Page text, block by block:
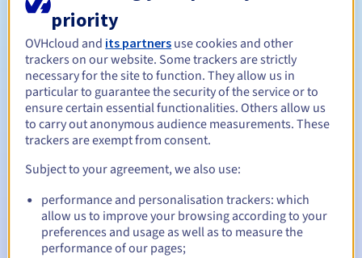
Verlengingsperiode
Inlosperiode
Automatische meldingen:
Waarschuwings-e-mails:60, 30, 15, 7 en 3 dagen vóór de
vervaldatum
E-mail op de vervaldatumom de schorsing van de
domeinnaam te melden
priority
OVHcloud and its partners use cookies and other
trackers on our website. Some trackers are strictly
necessary for the site to function. They allow us in
particular to guarantee the security of the service or to
ensure certain essential functionalities. Others allow us
to carry out anonymous audience measurements. These
trackers are exempt from consent.
Subject to your agreement, we also use:
performance and personalisation trackers: which
allow us to improve your browsing according to your
preferences and usage as well as to measure the
performance of our pages;